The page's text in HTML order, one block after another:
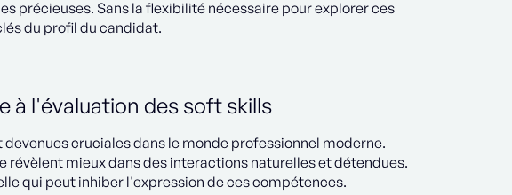
précieuses. Sans la flexibilité nécessaire pour explorer ces
du profil du candidat.
à l'évaluation des soft skills
cruciales dans le monde professionnel moderne.
mieux dans des interactions naturelles et détendues.
qui peut inhiber l'expression de ces compétences.